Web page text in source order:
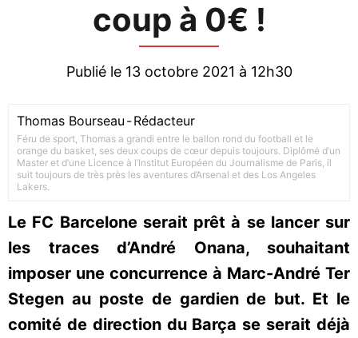
coup à 0€ !
Publié le 13 octobre 2021 à 12h30
Thomas Bourseau -Rédacteur
Féru de sport, Thomas a grandi entre le ballon rond du football et le
orange du basket, ses deux coups de cœur depuis toujours. Diplômé d’un
Master et d’une Licence à l’Institut Européen du Journalisme de Paris, il
suit toujours de très près les aventures d’Arsenal et des Los Angeles
Lakers.
Le FC Barcelone serait prêt à se lancer sur
les traces d’André Onana, souhaitant
imposer une concurrence à Marc-André Ter
Stegen au poste de gardien de but. Et le
comité de direction du Barça se serait déjà